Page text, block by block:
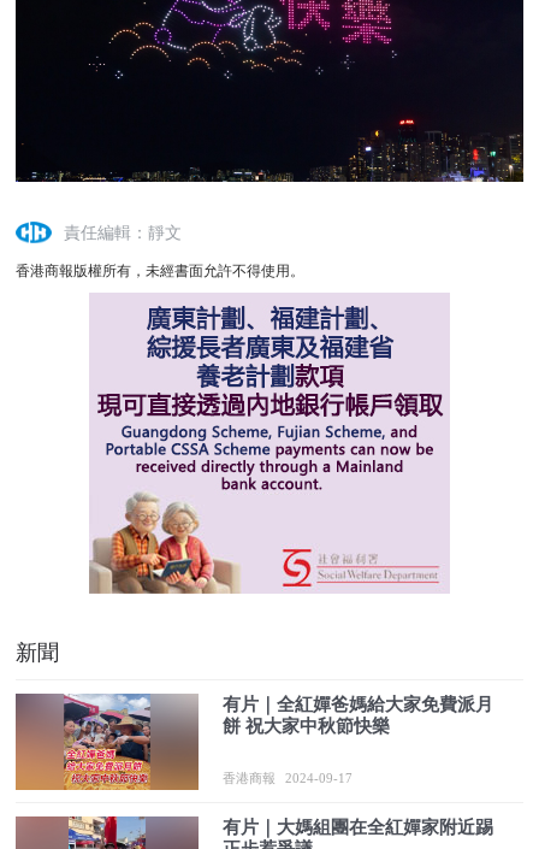
責任編輯：靜文
香港商報版權所有，未經書面允許不得使用。
新聞
有片｜全紅嬋爸媽給大家免費派月
餅 祝大家中秋節快樂
香港商報 2024-09-17
有片｜大媽組團在全紅嬋家附近踢